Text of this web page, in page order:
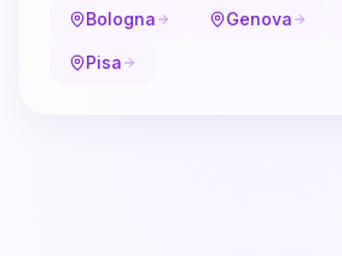
Bologna Genova
Pisa